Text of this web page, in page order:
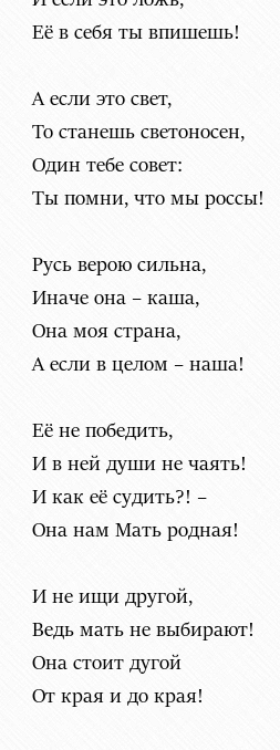
Её в себя ты впишешь!
А если это свет,
То станешь светоносен,
Один тебе совет:
Ты помни, что мы россы!
Русь верою сильна,
Иначе она – каша,
Она моя страна,
А если в целом – наша!
Её не победить,
И в ней души не чаять!
И как её судить?! –
Она нам Мать родная!
И не ищи другой,
Ведь мать не выбирают!
Она стоит дугой
От края и до края!